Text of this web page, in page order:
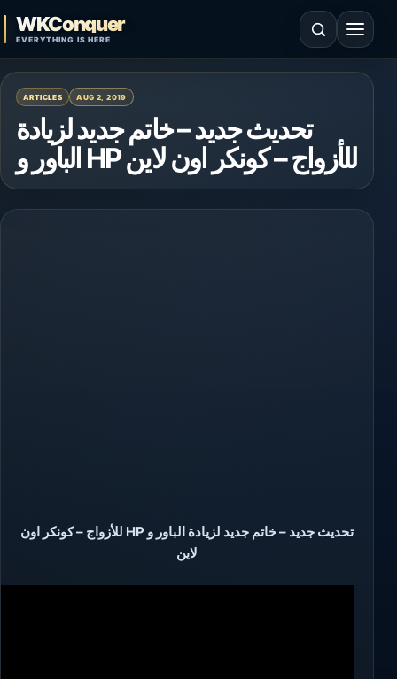
WKConquer
EVERYTHING IS HERE
Open search Open
ARTICLES AUG 2, 2019
تحديث جديد – خاتم جديد لزيادة
الباور و HP للأزواج – كونكر اون لاين
تحديث جديد – خاتم جديد لزيادة الباور و HP للأزواج – كونكر اون
لاين